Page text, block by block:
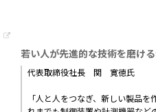
若い人が先進的な技術を磨け
代表取締役社長 関 寛徳氏
「人と人をつなぎ、新しい製品